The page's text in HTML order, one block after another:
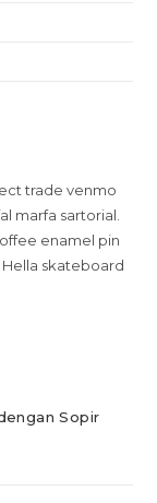
trade venmo
marfa sartorial.
enamel pin
skateboard
Sopir